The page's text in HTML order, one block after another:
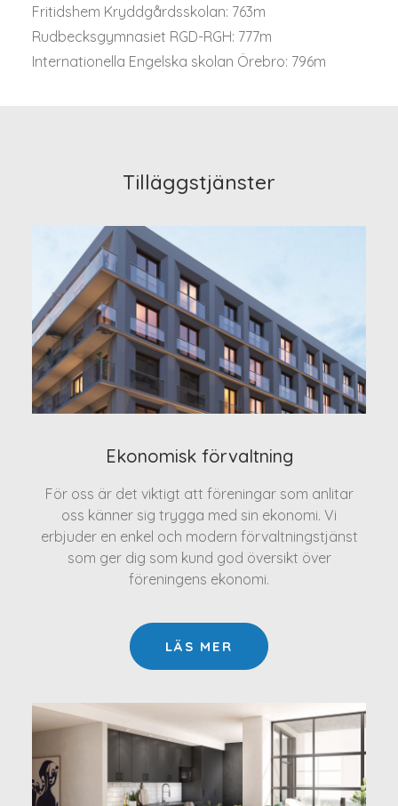
Fritidshem Kryddgårdsskolan: 763m
Rudbecksgymnasiet RGD-RGH: 777m
Internationella Engelska skolan Örebro: 796m
Tilläggstjänster
Ekonomisk förvaltning
För oss är det viktigt att föreningar som anlitar
oss känner sig trygga med sin ekonomi. Vi
erbjuder en enkel och modern förvaltningstjänst
som ger dig som kund god översikt över
föreningens ekonomi.
LÄS MER